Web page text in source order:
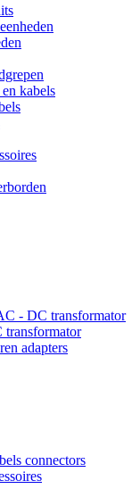
kabels
- DC transformator
adapters
connectors